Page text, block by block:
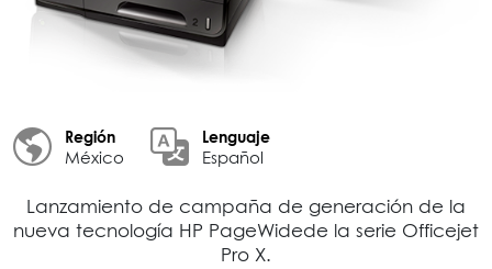
Región
México
Lenguaje
Español
Lanzamiento de campaña de generación de la
nueva tecnología HP PageWidede la serie Officejet
Pro X.